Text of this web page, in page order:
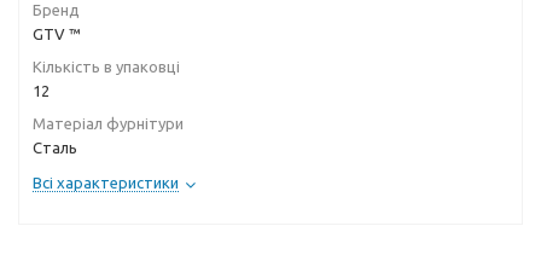
Бренд
GTV ™
Кількість в упаковці
12
Матеріал фурнітури
Сталь
Всі характеристики